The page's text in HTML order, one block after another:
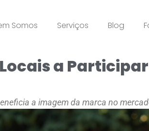
Somos Serviços Blog
a
a imagem da marca no